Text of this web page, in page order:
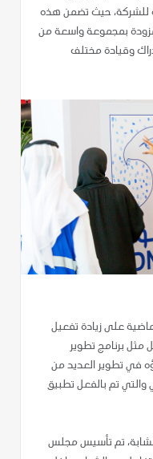
للشركة، حيث تضمن هذه
مزودة بمجموعة واسعة من
وقيادة مختلف
على زيادة تفعيل
مثل برنامج تطوير
في تطوير العديد من
والتي تم بالفعل تطبيق
تم تأسيس مجلس